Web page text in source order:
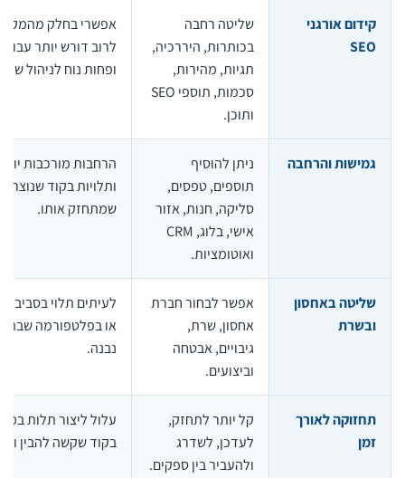
קידום אורגני
SEO
שליטה רחבה
בכותרות, היררכיה,
תגיות, מהירות,
סכמות, תוספי SEO
ותוכן.
אפשרי בחלק
לרוב דורש יותר עבודה
ופחות נוח לניהול שוטף.
גמישות והרחבה
ניתן להוסיף
תוספים, טפסים,
סליקה, חנות, אזור
אישי, בלוג, CRM
ואוטומציות.
הרחבות מורכבות יותר
ותלויות בקוד שנוצר
שמתחזק אותו.
שליטה באחסון
ובשרת
אפשר לבחור חברת
אחסון, שרת,
גיבויים, אבטחה
וביצועים.
לעיתים תלוי בסביבת
או בפלטפורמה שבה
נבנה.
תחזוקה לאורך
זמן
קל יותר לתחזק,
לעדכן, לשדרג
ולהעביר בין ספקים.
עלול ליצור תלות
בקוד שקשה להבין